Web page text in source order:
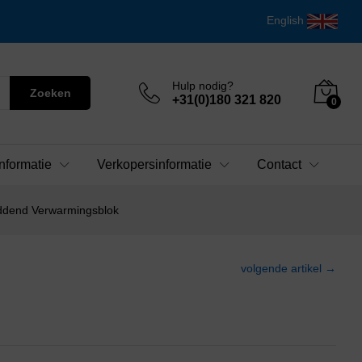
English
Zoeken
Hulp nodig?
+31(0)180 321 820 0
Verkopersinformatie Contact
Verwarmingsblok
volgende artikel →